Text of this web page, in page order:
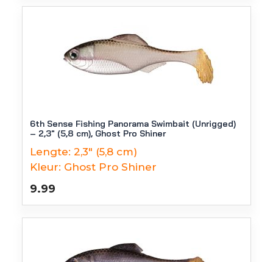
6th Sense Fishing Panorama Swimbait (Unrigged)
– 2,3″ (5,8 cm), Ghost Pro Shiner
Lengte: 2,3" (5,8 cm)
Kleur: Ghost Pro Shiner
9.99